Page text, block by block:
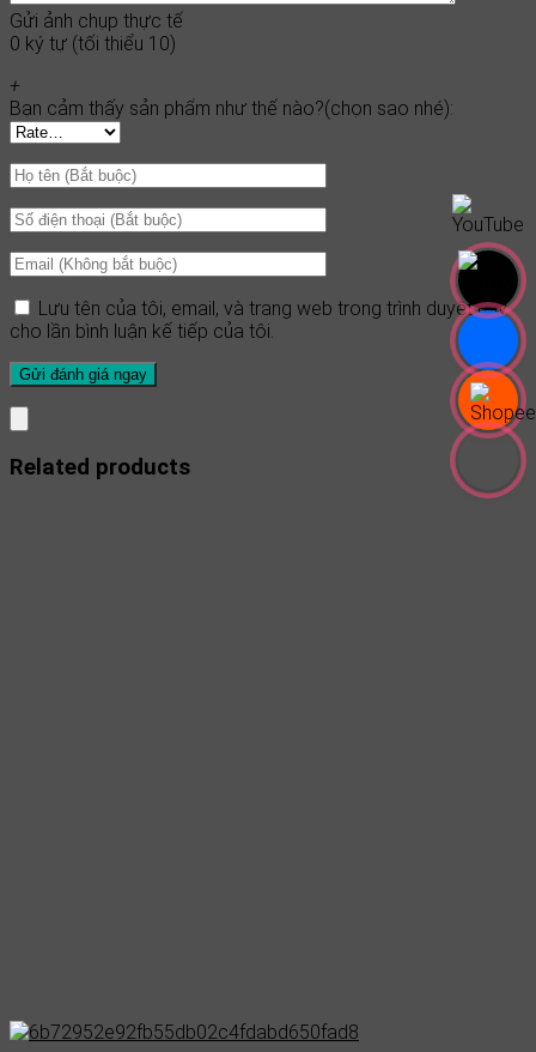
Gửi ảnh chụp thực tế
0 ký tự (tối thiểu 10)
+
Bạn cảm thấy sản phẩm như thế nào?(chọn sao nhé):
Lưu tên của tôi, email, và trang web trong trình duyệt này
cho lần bình luận kế tiếp của tôi.
Related products